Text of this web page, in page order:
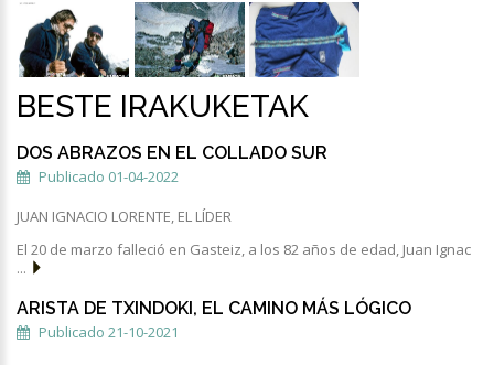
BESTE IRAKUKETAK
DOS ABRAZOS EN EL COLLADO SUR
Publicado 01-04-2022
JUAN IGNACIO LORENTE, EL LÍDER
El 20 de marzo falleció en Gasteiz, a los 82 años de edad, Juan Ignac
...
ARISTA DE TXINDOKI, EL CAMINO MÁS LÓGICO
Publicado 21-10-2021